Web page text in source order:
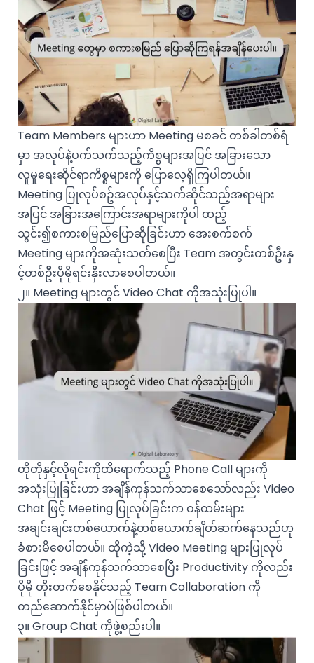
Team Members များဟာ Meeting မစခင် တစ်ခါတစ်ရံ
မှာ အလုပ်နဲ့ပက်သက်သည့်ကိစ္စများအပြင် အခြားသော
လူမှုရေးဆိုင်ရာကိစ္စများကို ပြောလေ့ရှိကြပါတယ်။
Meeting ပြုလုပ်စဥ်အလုပ်နှင့်သက်ဆိုင်သည့်အရာများ
အပြင် အခြားအကြောင်းအရာများကိုပါ ထည့်
သွင်း၍စကားစမြည်ပြောဆိုခြင်းဟာ အေးစက်စက်
Meeting များကိုအဆုံးသတ်စေပြီး Team အတွင်းတစ်ဦးနှ
င့်တစ်ဦီးပိုမိုရင်းနှီးလာစေပါတယ်။
၂။ Meeting များတွင် Video Chat ကိုအသုံးပြုပါ။
တိုတိုနှင့်လိုရင်းကိုထိရောက်သည့် Phone Call များကို
အသုံးပြုခြင်းဟာ အချိန်ကုန်သက်သာစေသော်လည်း Video
Chat ဖြင့် Meeting ပြုလုပ်ခြင်းက ဝန်ထမ်းများ
အချင်းချင်းတစ်ယောက်နဲ့တစ်ယောက်ချိတ်ဆက်နေသည်ဟု
ခံစားမိစေပါတယ်။ ထိုကဲ့သို့ Video Meeting များပြုလုပ်
ခြင်းဖြင့် အချိန်ကုန်သက်သာစေပြီး Productivity ကိုလည်း
ပိုမို တိုးတက်စေနိုင်သည့် Team Collaboration ကို
တည်ဆောက်နိုင်မှာပဲဖြစ်ပါတယ်။
၃။ Group Chat ကိုဖွဲ့စည်းပါ။